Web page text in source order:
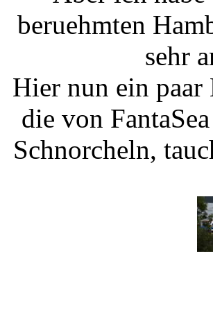
beruehmten
sehr
Hier nun ein
die von
Schnorcheln,